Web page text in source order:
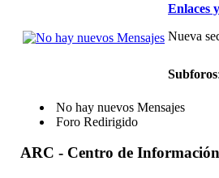
Enlaces
Nueva
Subforos
No hay nuevos Mensajes
Foro Redirigido
ARC - Centro de Información